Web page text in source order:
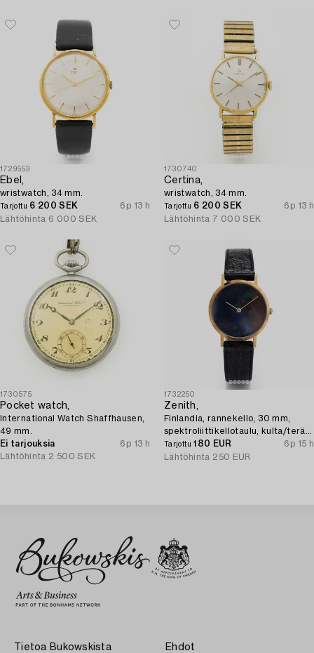
1729553
Ebel,
wristwatch, 34 mm.
Tarjottu 6 200 SEK
6p 13 h
Lähtöhinta 6 000 SEK
1730740
Certina,
wristwatch, 34 mm.
Tarjottu 6 200 SEK
6p 13 h
Lähtöhinta 7 000 SEK
1730575
Pocket watch,
International Watch Shaffhausen,
49 mm.
Ei tarjouksia
6p 13 h
Lähtöhinta 2 500 SEK
1732250
Zenith,
Finlandia, rannekello, 30 mm,
spektroliittikellotaulu, kulta/teräs,
kvartsi.
Tarjottu180 EUR
6p 15 h
Lähtöhinta 250 EUR
Tietoa Bukowskista Ehdot